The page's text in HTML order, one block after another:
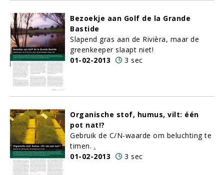
Bezoekje aan Golf de la Grande
Bastide
Slapend gras aan de Rivièra, maar de
greenkeeper slaapt niet!
01-02-2013
3 sec
Organische stof, humus, vilt: één
pot nat!?
Gebruik de C/N-waarde om beluchting te
timen. .
01-02-2013
3 sec